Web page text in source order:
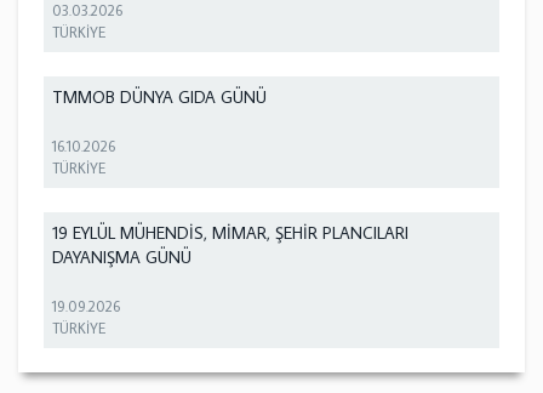
03.03.2026
TÜRKİYE
TMMOB DÜNYA GIDA GÜNÜ
16.10.2026
TÜRKİYE
19 EYLÜL MÜHENDİS, MİMAR, ŞEHİR PLANCILARI
DAYANIŞMA GÜNÜ
19.09.2026
TÜRKİYE